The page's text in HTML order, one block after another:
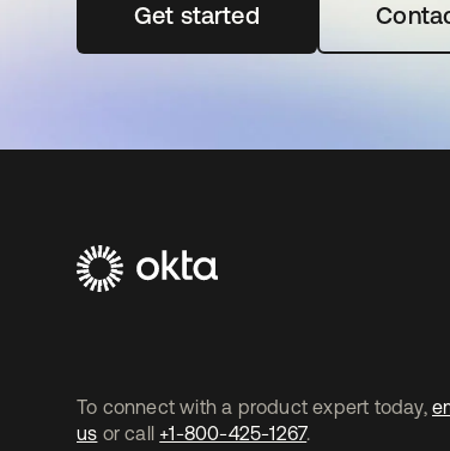
Get startedabre em uma nova
To connect with a product expert today,
us or call +1-800-425-1267.